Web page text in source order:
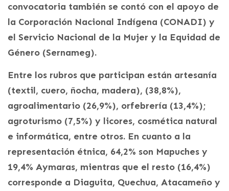
convocatoria también se contó con el apoyo de
la Corporación Nacional Indígena (CONADI) y
el Servicio Nacional de la Mujer y la Equidad de
Género (Sernameg).
Entre los rubros que participan están artesanía
(textil, cuero, ñocha, madera), (38,8%),
agroalimentario (26,9%), orfebrería (13,4%);
agroturismo (7,5%) y licores, cosmética natural
e informática, entre otros. En cuanto a la
representación étnica, 64,2% son Mapuches y
19,4% Aymaras, mientras que el resto (16,4%)
corresponde a Diaguita, Quechua, Atacameño y